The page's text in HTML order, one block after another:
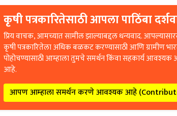
कृषी पत्रकारितेसाठी आपला पाठिंबा
प्रिय वाचक, आमच्यात सामील झाल्याबद्दल धन्यवाद.
कृषी पत्रकारितेला अधिक बळकट करण्यासाठी आणि ग्रामीण
पोहोचण्यासाठी आम्हाला तुमचे समर्थन किंवा सहकार्य आवश्यक
आहे.
आपण आम्हाला समर्थन करणे आवश्यक आहे